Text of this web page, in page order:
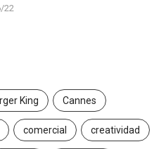
22
King Cannes
comercial creatividad